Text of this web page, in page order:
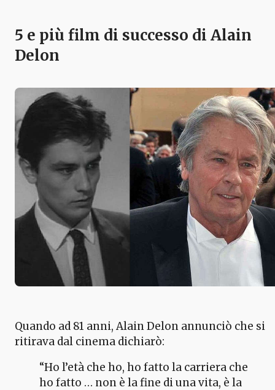
5 e più film di successo di Alain
Delon
Quando ad 81 anni, Alain Delon annunciò che si
ritirava dal cinema dichiarò:
“Ho l’età che ho, ho fatto la carriera che
ho fatto … non è la fine di una vita, è la